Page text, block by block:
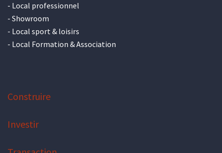
- Local professionnel
- Showroom
- Local sport & loisirs
- Local Formation & Association
Construire
Investir